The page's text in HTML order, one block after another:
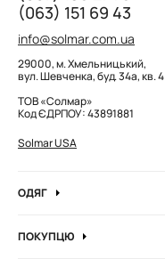
(063) 151 69 43
info@solmar.com.ua
29000, м. Хмельницький,
вул. Шевченка, буд. 34а, кв. 4
ТОВ «Солмар»
Код ЄДРПОУ: 43891881
Solmar USA
ОДЯГ
Кофти та джемпера
ПОКУПЦЮ